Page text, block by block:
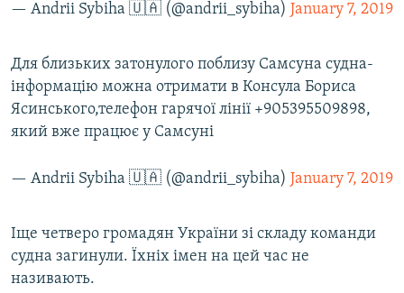
— Andrii Sybiha 🇺🇦 (@andrii_sybiha) January 7, 2019
Для близьких затонулого поблизу Самсуна судна-
інформацію можна отримати в Консула Бориса
Ясинського,телефон гарячої лінії +905395509898,
який вже працює у Самсуні
— Andrii Sybiha 🇺🇦 (@andrii_sybiha) January 7, 2019
Іще четверо громадян України зі складу команди
судна загинули. Їхніх імен на цей час не
називають.